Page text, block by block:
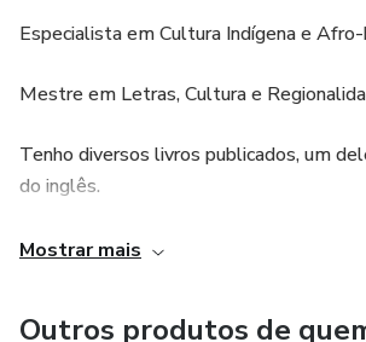
Especialista em Cultura Indígena e
Mestre em Letras, Cultura e
Tenho diversos livros publicados, um
do inglês.
Também sou produtor de conteúdo
Mostrar mais
Outros produtos de